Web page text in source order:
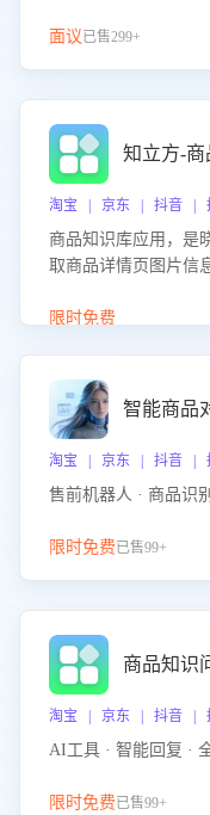
面议已售299+
知立方-
淘宝 | 京东 | 抖音 |
商品知识库应用，是
取商品详情页图片信
限时免费
智能商品
淘宝 | 京东 | 抖音 |
售前机器人 · 商品识
限时免费已售99+
商品知识
淘宝 | 京东 | 抖音 |
AI工具 · 智能回复 ·
限时免费已售99+